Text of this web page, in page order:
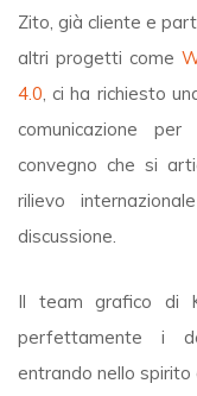
Zito, già cliente e
altri progetti come
4.0 , ci ha richiesto
comunicazione
convegno che si
rilievo
discussione.
Il team grafico di
perfettamente i
entrando nello spirito